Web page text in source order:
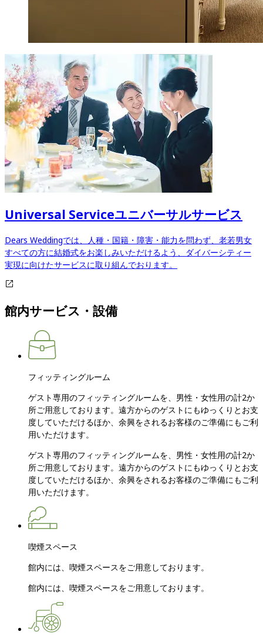
Universal Serviceユニバーサルサービス
Dears Weddingでは、人種・国籍・障害・能力を問わず、老若男女
すべての方に結婚式をお楽しみいただけるよう、ダイバーシティー
実現に向けたサービスに取り組んでおります。​​​​​​​​​​​​​​
館内サービス・設備
フィッティングルーム
ゲスト専用のフィッティングルームを、男性・女性用の計2か
所ご用意しております。遠方からのゲストにもゆっくりとお支
度していただけるほか、余興をされるお客様のご準備にもご利
用いただけます。
ゲスト専用のフィッティングルームを、男性・女性用の計2か
所ご用意しております。遠方からのゲストにもゆっくりとお支
度していただけるほか、余興をされるお客様のご準備にもご利
用いただけます。
喫煙スペース
館内には、喫煙スペースをご用意しております。
館内には、喫煙スペースをご用意しております。